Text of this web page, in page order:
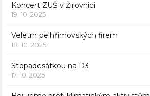
Koncert ZUŠ v Žirovnici
19. 10. 2025
Veletrh pelhřimovských firem
18. 10. 2025
Stopadesátkou na D3
17. 10. 2025